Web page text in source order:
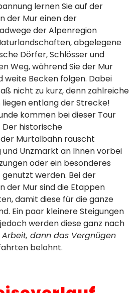
lernen Sie auf der
der Mur einen der
der Alpenregion
abgelegene
Dörfer, Schlösser und
Weg, während Sie der Mur
weite Becken folgen. Dabei
nicht zu kurz, denn zahlreiche
entlang der Strecke!
kommen bei dieser Tour
Der historische
Murtalbahn rauscht
und Unzmarkt an Ihnen vorbei
oder ein besonderes
werden. Bei der
der Mur sind die Etappen
damit diese für die ganze
Ein paar kleinere Steigungen
werden diese ganz nach
Arbeit, dann das Vergnügen
belohnt.